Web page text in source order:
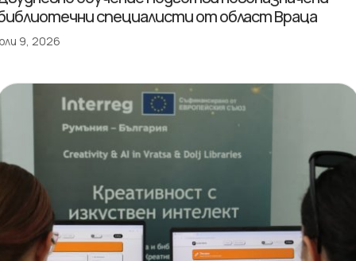
специалисти от област Враца
9, 2026